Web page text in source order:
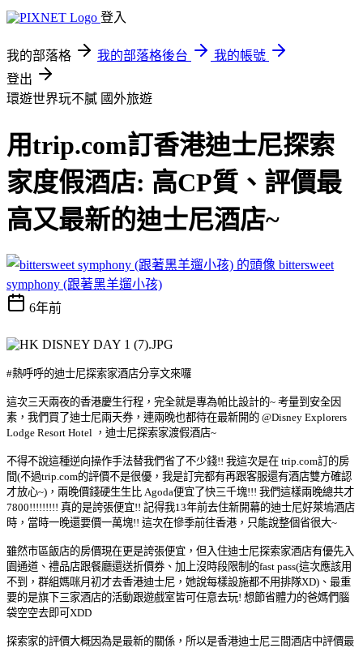
登入
我的部落格 我的部落格後台
我的帳號
登出
環遊世界玩不膩 國外旅遊
用trip.com訂香港迪士尼探索
家度假酒店: 高CP質、評價最
高又最新的迪士尼酒店~
bittersweet
symphony (跟著黑羊遛小孩)
6年前
#熱呼呼的迪士尼探索家酒店分享文來囉
這次三天兩夜的香港慶生行程，完全就是專為帕比設計的~ 考量到安全因
素，我們買了迪士尼兩天券，連兩晚也都待在最新開的 @Disney Explorers
Lodge Resort Hotel ，迪士尼探索家渡假酒店~
不得不說這種逆向操作手法替我們省了不少錢!! 我這次是在 trip.com訂的房
間(不過trip.com的評價不是很優，我是訂完都有再跟客服還有酒店雙方確認
才放心~)，兩晚價錢硬生生比 Agoda便宜了快三千塊!!! 我們這樣兩晚總共才
7800!!!!!!!!! 真的是誇張便宜!! 記得我13年前去住新開幕的迪士尼好萊塢酒店
時，當時一晚還要價一萬塊!! 這次在慘季前往香港，只能說整個省很大~
雖然市區飯店的房價現在更是誇張便宜，但入住迪士尼探索家酒店有優先入
園通道、禮品店跟餐廳還送折價券、加上沒時段限制的fast pass(這次應該用
不到，群組媽咪月初才去香港迪士尼，她說每樣設施都不用排隊XD)、最重
要的是旗下三家酒店的活動跟遊戲室皆可任意去玩! 想節省體力的爸媽們腦
袋空空去即可XDD
探索家的評價大概因為是最新的關係，所以是香港迪士尼三間酒店中評價最